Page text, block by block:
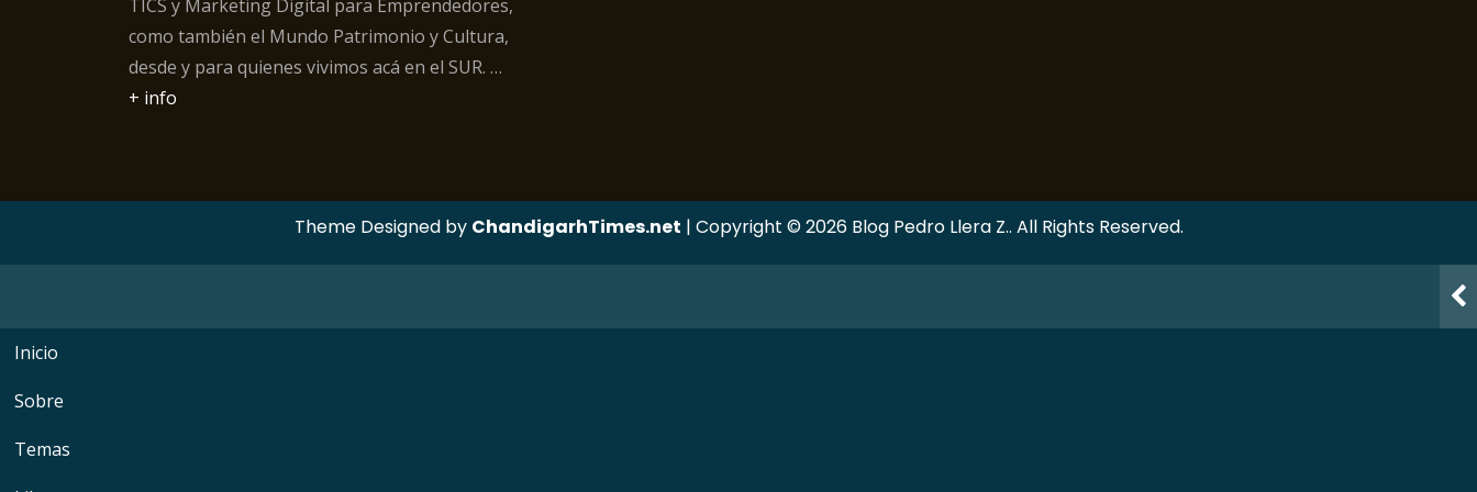
TICS y Marketing Digital para Emprendedores,
como también el Mundo Patrimonio y Cultura,
desde y para quienes vivimos acá en el SUR. …
+ info
Theme Designed by ChandigarhTimes.net | Copyright © 2026 Blog Pedro Llera Z.. All Rights Reserved.
Inicio
Sobre
Temas